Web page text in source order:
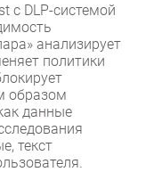
с DLP-системой
анализирует
политики
образом
данные
текст